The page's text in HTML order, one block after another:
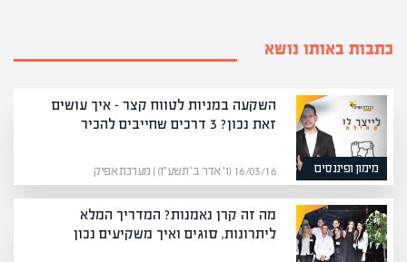
כתבות באותו נושא
מימון ופיננסים
השקעה במניות לטווח קצר – איך עושים
זאת נכון? 3 דרכים שחייבים להכיר
16/03/16 (ו׳ אדר ב׳ תשע״ו) | מערכת אפיק
מה זה קרן נאמנות? המדריך המלא
ליתרונות, סוגים ואיך משקיעים נכון